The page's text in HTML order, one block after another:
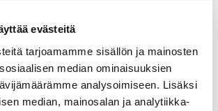
evästeitä
tarjoamamme sisällön ja mainosten
median ominaisuuksien
analysoimiseen. Lisäksi
median, mainosalan ja analytiikka-